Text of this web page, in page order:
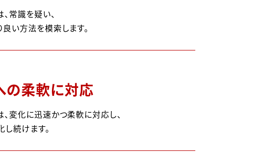
常識を疑い、
良い方法を模索します。
の柔軟に対応
、変化に迅速かつ柔軟に対応し、
し続けます。